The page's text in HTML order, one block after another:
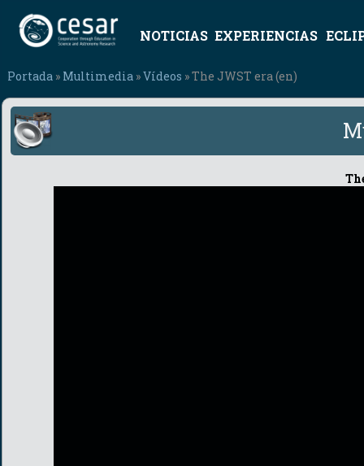
NOTICIAS EXPERIENCIAS
Portada » Multimedia »Vídeos » The JWST era (en)